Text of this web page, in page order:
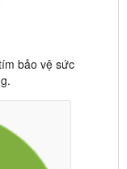
bảo vệ sức